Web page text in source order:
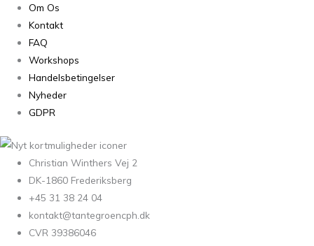
Om Os
Kontakt
FAQ
Workshops
Handelsbetingelser
Nyheder
GDPR
Christian Winthers Vej 2
DK-1860 Frederiksberg
+45 31 38 24 04
kontakt@tantegroencph.dk
CVR 39386046